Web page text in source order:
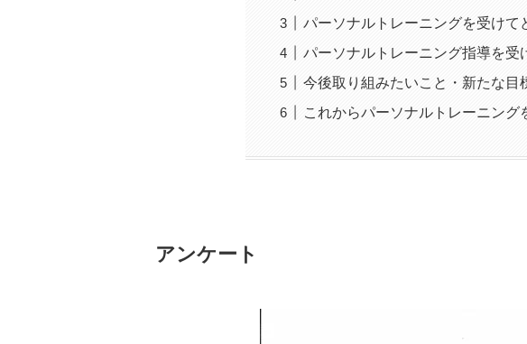
パーソナルトレーニングを受けて
パーソナルトレーニング指導を受
今後取り組みたいこと・新たな目
これからパーソナルトレーニング
アンケート